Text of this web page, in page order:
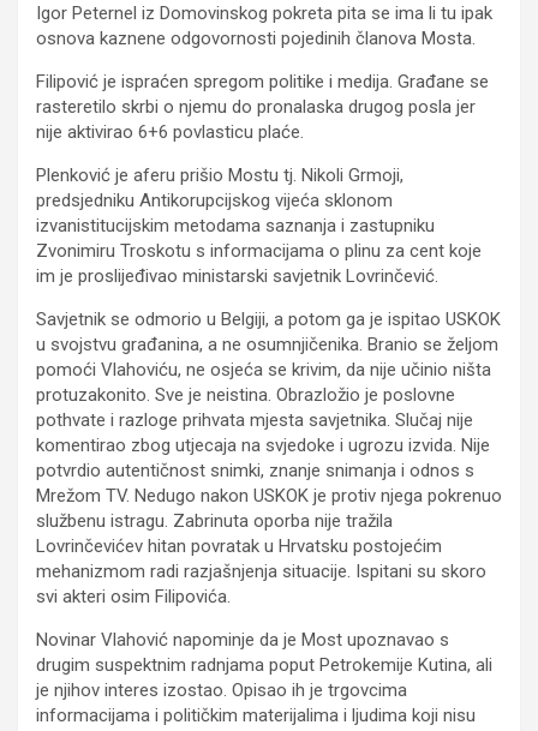
Igor Peternel iz Domovinskog pokreta pita se ima li tu ipak
osnova kaznene odgovornosti pojedinih članova Mosta.
Filipović je ispraćen spregom politike i medija. Građane se
rasteretilo skrbi o njemu do pronalaska drugog posla jer
nije aktivirao 6+6 povlasticu plaće.
Plenković je aferu prišio Mostu tj. Nikoli Grmoji,
predsjedniku Antikorupcijskog vijeća sklonom
izvanistitucijskim metodama saznanja i zastupniku
Zvonimiru Troskotu s informacijama o plinu za cent koje
im je proslijeđivao ministarski savjetnik Lovrinčević.
Savjetnik se odmorio u Belgiji, a potom ga je ispitao USKOK
u svojstvu građanina, a ne osumnjičenika. Branio se željom
pomoći Vlahoviću, ne osjeća se krivim, da nije učinio ništa
protuzakonito. Sve je neistina. Obrazložio je poslovne
pothvate i razloge prihvata mjesta savjetnika. Slučaj nije
komentirao zbog utjecaja na svjedoke i ugrozu izvida. Nije
potvrdio autentičnost snimki, znanje snimanja i odnos s
Mrežom TV. Nedugo nakon USKOK je protiv njega pokrenuo
službenu istragu. Zabrinuta oporba nije tražila
Lovrinčevićev hitan povratak u Hrvatsku postojećim
mehanizmom radi razjašnjenja situacije. Ispitani su skoro
svi akteri osim Filipovića.
Novinar Vlahović napominje da je Most upoznavao s
drugim suspektnim radnjama poput Petrokemije Kutina, ali
je njihov interes izostao. Opisao ih je trgovcima
informacijama i političkim materijalima i ljudima koji nisu